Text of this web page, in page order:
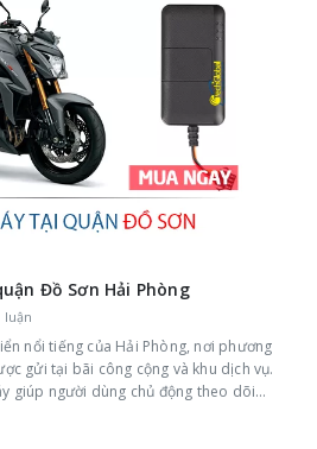
Đồ Sơn Hải Phòng
luận
nổi tiếng của Hải Phòng, nơi phương
gửi tại bãi công cộng và khu dịch vụ.
giúp người dùng chủ động theo dõi
và quản lý xe hiệu quả trong môi trường